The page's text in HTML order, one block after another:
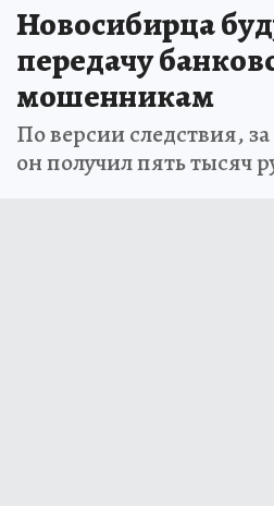
Новосибирца
передачу
мошенникам
По версии следствия,
он получил пять тысяч